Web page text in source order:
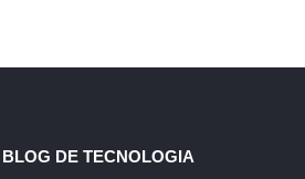
BLOG DE TECNOLOGIA